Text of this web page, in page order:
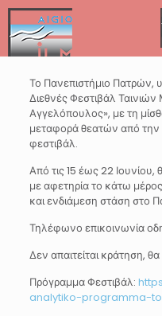
Το Πανεπιστήμιο Πατρών,
Διεθνές Φεστιβάλ
Αγγελόπουλος», με τη
μεταφορά θεατών από
φεστιβάλ.
Από τις 15 έως 22
με αφετηρία το κάτω
και ενδιάμεση στάση στο
Τηλέφωνο επικοινωνία
Δεν απαιτείται κράτηση,
Πρόγραμμα Φεστιβάλ:
analytiko-programma-